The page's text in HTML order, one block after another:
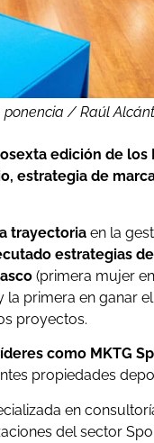
ponencia / Raúl
edición de los
estrategia de
trayectoria en la
estrategias
(primera mujer
primera en ganar
proyectos.
como MKTG
propiedades
en
del sector